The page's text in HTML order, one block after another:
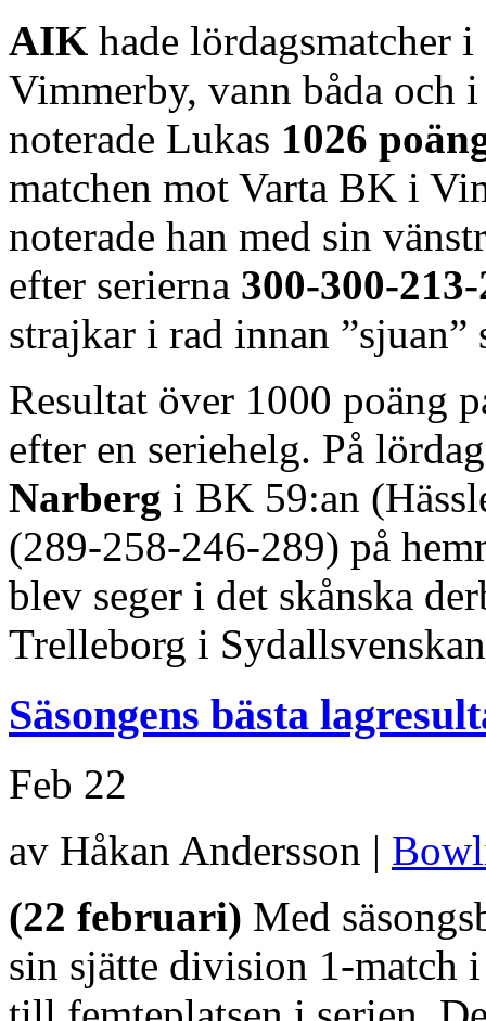
AIK hade lördagsmatcher
Vimmerby, vann båda och
noterade Lukas 1026
matchen mot Varta BK i
noterade han med sin
efter serierna 300-300-
strajkar i rad innan ”sjuan”
Resultat över 1000 poäng
efter en seriehelg. På
Narberg i BK 59:an
(289-258-246-289) på
blev seger i det skånska
Trelleborg i
Säsongens bästa
Feb 22
av Håkan Andersson |
(22 februari) Med
sin sjätte division 1-match